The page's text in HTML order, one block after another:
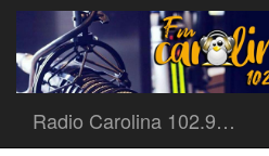
Radio Carolina 102.9…